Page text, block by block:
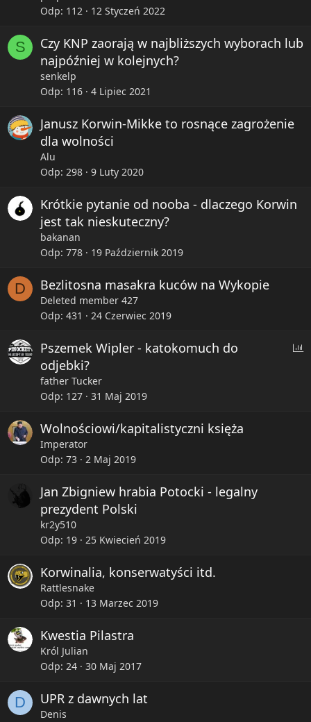
Odp 112 12 Styczeń 2022
S
Czy KNP zaorają w najbliższych wyborach lub
najpóźniej w kolejnych?
senkelp
Odp 116 4 Lipiec 2021
Janusz Korwin-Mikke to rosnące zagrożenie
dla wolności
Alu
Odp 298 9 Luty 2020
Krótkie pytanie od nooba - dlaczego Korwin
jest tak nieskuteczny?
bakanan
Odp 778 19 Październik 2019
D Bezlitosna masakra kuców na Wykopie
Deleted member 427
Odp 431 24 Czerwiec 2019
Pszemek Wipler - katokomuch do
odjebki?
father Tucker
Odp 127 31 Maj 2019
Wolnościowi/kapitalistyczni księża
Imperator
Odp 73 2 Maj 2019
Jan Zbigniew hrabia Potocki - legalny
prezydent Polski
kr2y510
Odp 19 25 Kwiecień 2019
Korwinalia, konserwatyści itd.
Rattlesnake
Odp 31 13 Marzec 2019
Kwestia Pilastra
Król Julian
Odp 24 30 Maj 2017
D UPR z dawnych lat
Denis